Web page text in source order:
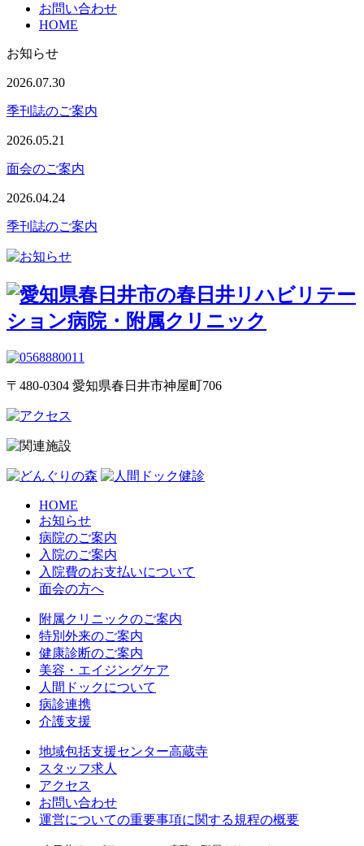
お問い合わせ
HOME
お知らせ
2026.07.30
季刊誌のご案内
2026.05.21
面会のご案内
2026.04.24
季刊誌のご案内
〒480-0304 愛知県春日井市神屋町706
HOME
お知らせ
病院のご案内
入院のご案内
入院費のお支払いについて
面会の方へ
附属クリニックのご案内
特別外来のご案内
健康診断のご案内
美容・エイジングケア
人間ドックについて
病診連携
介護支援
地域包括支援センター高蔵寺
スタッフ求人
アクセス
お問い合わせ
運営についての重要事項に関する規程の概要